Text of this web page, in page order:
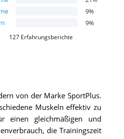
9%
9%
127 Erfahrungsberichte
von der Marke SportPlus.
Muskeln effektiv zu
einen gleichmäßigen und
die Trainingszeit